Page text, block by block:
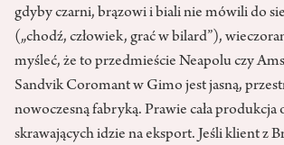
gdyby czarni, brązowi i biali nie mówili do
(„chodź, człowiek, grać w bilard”),
myśleć, że to przedmieście Neapolu czy
Sandvik Coromant w Gimo jest jasną,
nowoczesną fabryką. Prawie cała produkcja
skrawających idzie na eksport. Jeśli klient z